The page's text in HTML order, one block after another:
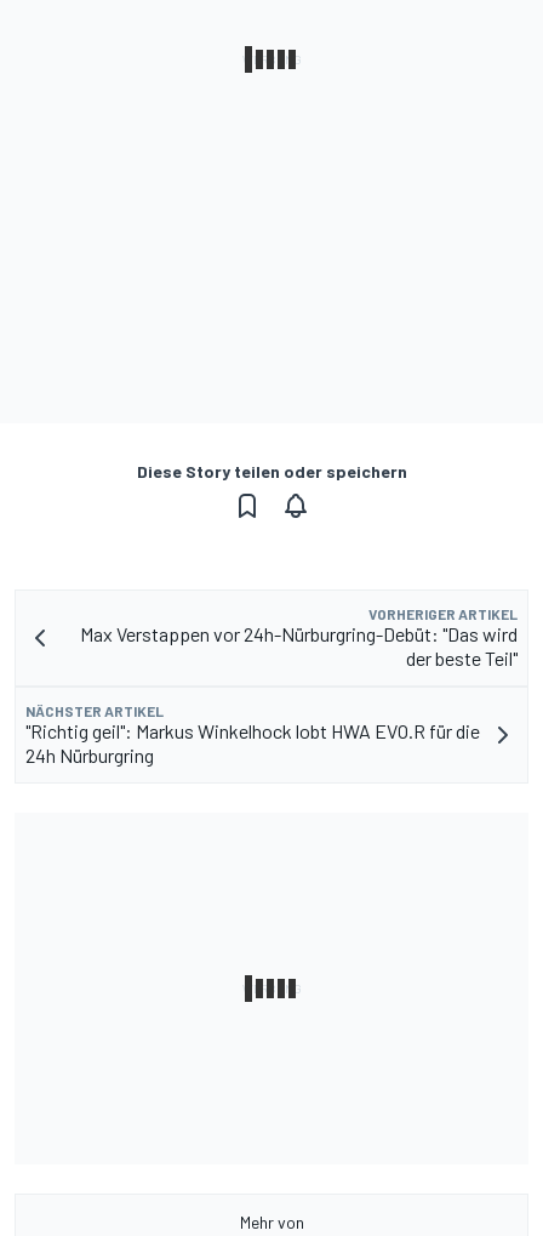
Diese Story teilen oder speichern
VORHERIGER ARTIKEL
Max Verstappen vor 24h-Nürburgring-Debüt: "Das wird
der beste Teil"
NÄCHSTER ARTIKEL
"Richtig geil": Markus Winkelhock lobt HWA EVO.R für die
24h Nürburgring
Mehr von